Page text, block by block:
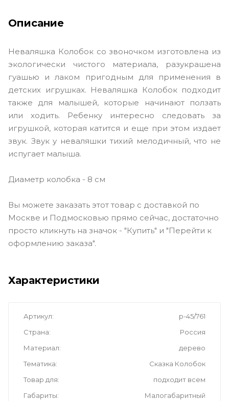
Описание
Неваляшка Колобок со звоночком изготовлена из
экологически чистого материала, разукрашена
гуашью и лаком пригодным для применения в
детских игрушках. Неваляшка Колобок подходит
также для малышей, которые начинают ползать
или ходить. Ребенку интересно следовать за
игрушкой, которая катится и еще при этом издает
звук. Звук у неваляшки тихий мелодичный, что не
испугает малыша.
Диаметр колобка - 8 см
Вы можете заказать этот товар с доставкой по
Москве и Подмосковью прямо сейчас, достаточно
просто кликнуть на значок - "Купить" и "Перейти к
оформлению заказа".
Характеристики
Артикул
р-45/761
Страна
Россия
Материал
дерево
Тематика
Сказка Колобок
Товар для
подходит всем
Габариты
Малогабаритный